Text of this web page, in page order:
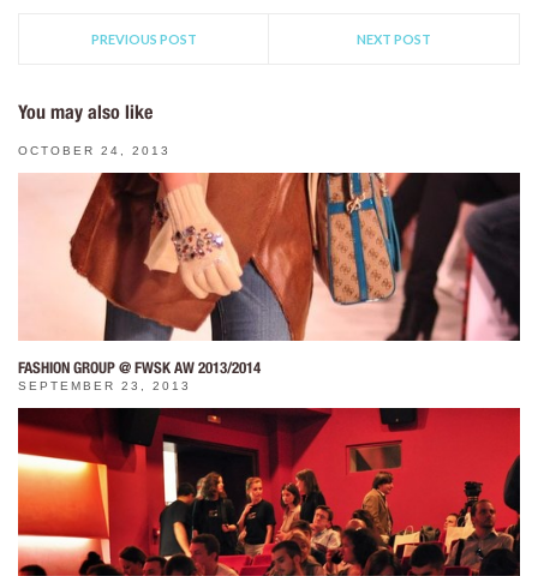
PREVIOUS POST NEXT POST
You may also like
OCTOBER 24, 2013
FASHION GROUP @ FWSK AW 2013/2014
SEPTEMBER 23, 2013